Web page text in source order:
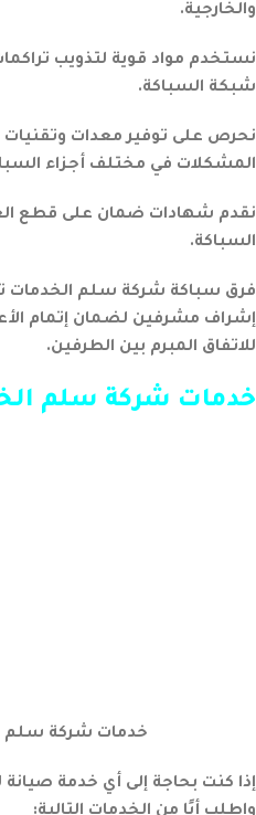
والخارجية.
نستخدم مواد قوية لتذويب
شبكة السباكة.
نحرص على توفير معدات
المشكلات في مختلف أجزاء
نقدم شهادات ضمان على قطع
السباكة.
فرق سباكة شركة سلم الخدمات
إشراف مشرفين لضمان إتمام
للاتفاق المبرم بين الطرفين.
خدمات شركة سلم
خدمات شركة سلم
إذا كنت بحاجة إلى أي خدمة